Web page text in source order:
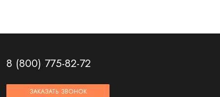
8 (800) 775-82-72
ЗАКАЗАТЬ ЗВОНОК